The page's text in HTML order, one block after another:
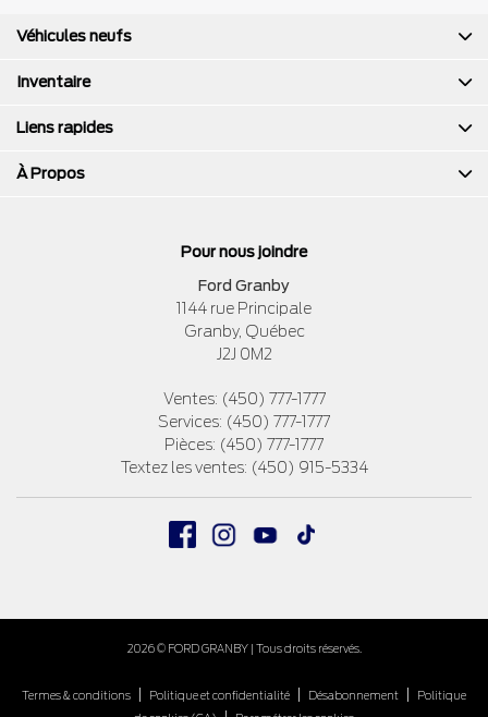
Pour nous joindre
Ford Granby
1144 rue Principale
Granby, Québec
J2J 0M2
Ventes: (450) 777-1777
Services: (450) 777-1777
Pièces: (450) 777-1777
Textez les ventes: (450) 915-5334
Véhicules neufs
Inventaire
Liens rapides
À Propos
2026 © FORD GRANBY| Tous droits réservés.
Termes & conditions Politique et confidentialité Désabonnement
Politique